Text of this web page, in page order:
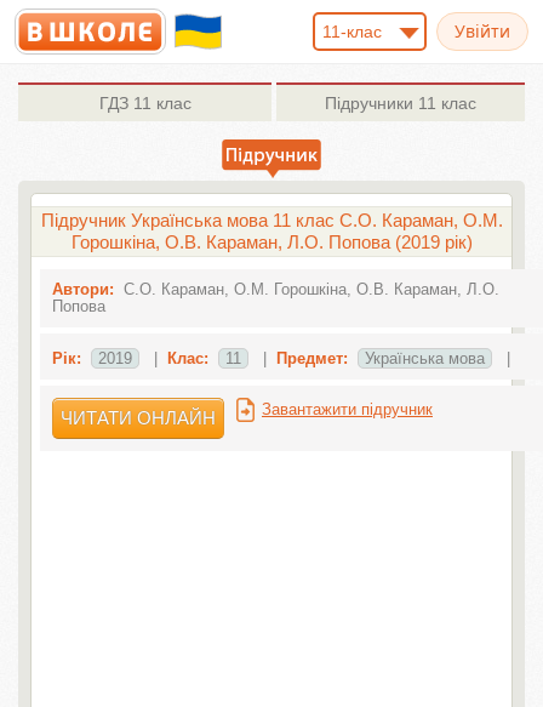
11-клас
ГДЗ11 клас Підручники 11 клас
Підручник Українська мова 11 клас С.О. Караман, О.М.
Горошкіна, О.В. Караман, Л.О. Попова (2019 рік)
Автори: С.О. Караман, О.М. Горошкіна, О.В. Караман, Л.О.
Попова
Рік: 2019 Клас: 11 Предмет: Українська мова
ЧИТАТИ ОНЛАЙН Завантажити підручник